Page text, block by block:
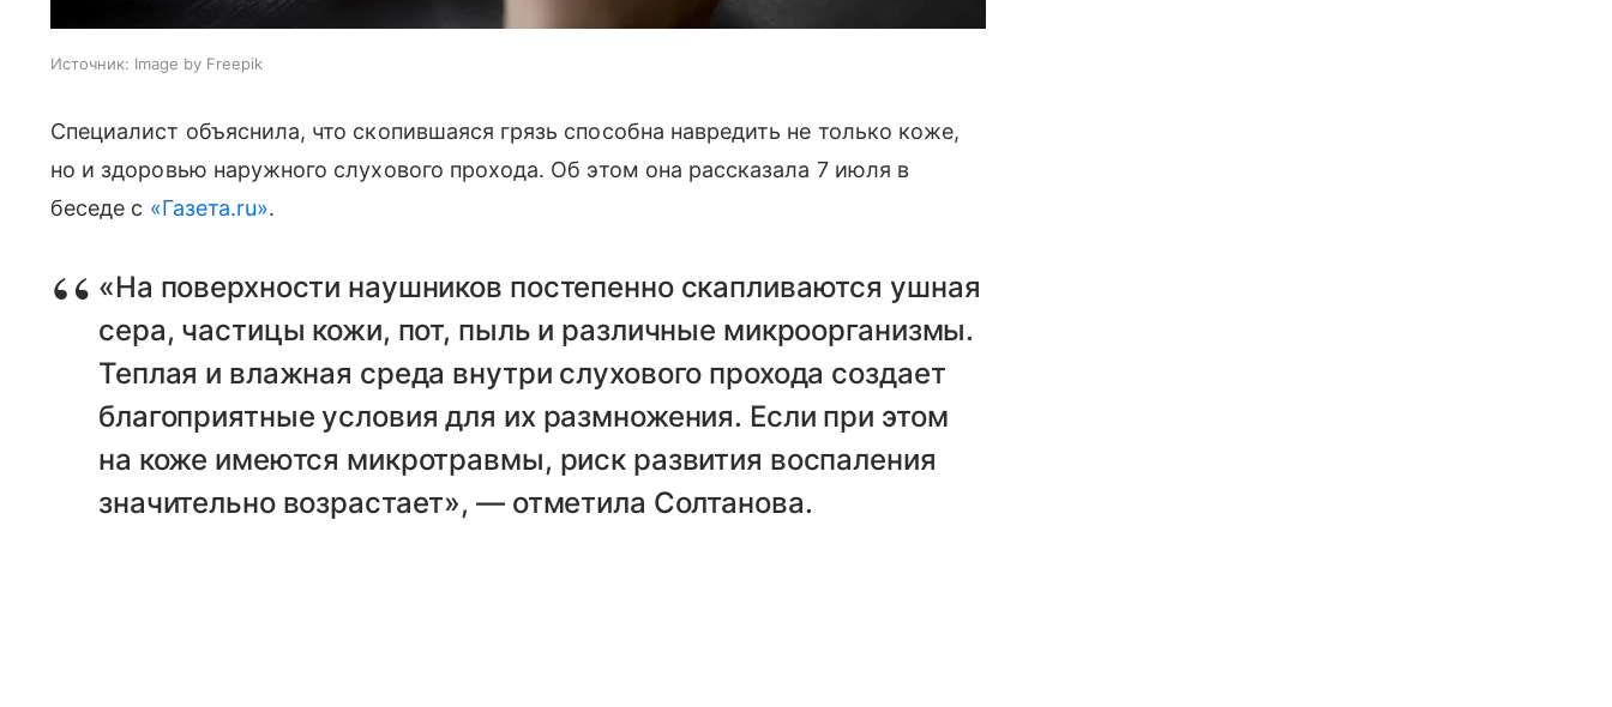
Источник: Image by Freepik
Специалист объяснила, что скопившаяся грязь способна навредить не только коже,
но и здоровью наружного слухового прохода. Об этом она рассказала 7 июля в
беседе с «Газета.ru».
«На поверхности наушников постепенно скапливаются ушная
сера, частицы кожи, пот, пыль и различные микроорганизмы.
Теплая и влажная среда внутри слухового прохода создает
благоприятные условия для их размножения. Если при этом
на коже имеются микротравмы, риск развития воспаления
значительно возрастает», — отметила Солтанова.